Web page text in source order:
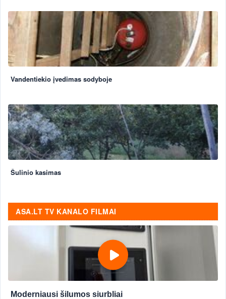
Vandentiekio įvedimas sodyboje
Šulinio kasimas
ASA.LT TV KANALO FILMAI
Moderniausi šilumos siurbliai